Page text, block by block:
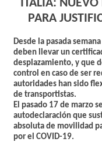
ITALIA: NUEVO
PARA
Desde la pasada
deben llevar un
desplazamiento, y que
control en caso de ser
autoridades han sido
de transportistas.
El pasado 17 de marzo
autodeclaración que
absoluta de movilidad
por el COVID-19.